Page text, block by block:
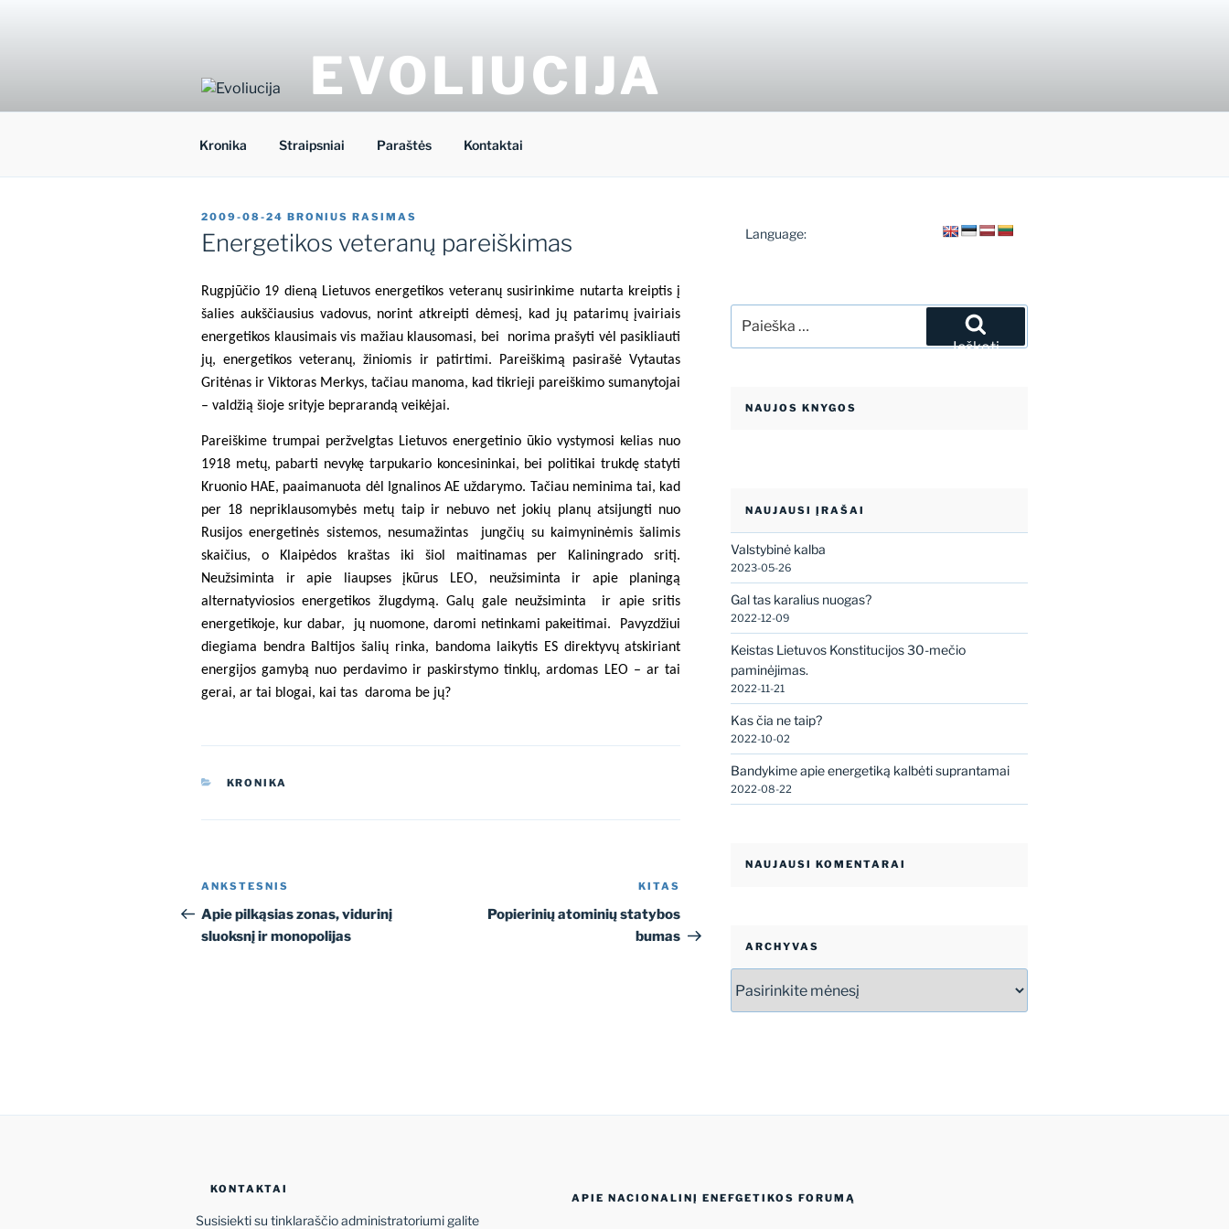
EVOLIUCIJA
Kronika Straipsniai Paraštės Kontaktai
PASKELBTA
2009-08-24 BRONIUS RASIMAS
Energetikos veteranų pareiškimas
Rugpjūčio 19 dieną Lietuvos energetikos veteranų susirinkime nutarta kreiptis į
šalies aukščiausius vadovus, norint atkreipti dėmesį, kad jų patarimų įvairiais
energetikos klausimais vis mažiau klausomasi, bei
norima prašyti vėl pasikliauti
jų, energetikos veteranų, žiniomis ir patirtimi. Pareiškimą pasirašė Vytautas
Gritėnas ir Viktoras Merkys, tačiau manoma, kad tikrieji pareiškimo sumanytojai
– valdžią šioje srityje beprarandą veikėjai.
Pareiškime trumpai peržvelgtas Lietuvos energetinio ūkio vystymosi kelias nuo
1918 metų, pabarti nevykę tarpukario koncesininkai, bei politikai trukdę statyti
Kruonio HAE, paaimanuota dėl Ignalinos AE uždarymo. Tačiau neminima tai, kad
per 18 nepriklausomybės metų taip ir nebuvo net jokių planų atsijungti nuo
Rusijos energetinės sistemos, nesumažintas
jungčių su kaimyninėmis šalimis
skaičius, o Klaipėdos kraštas iki šiol maitinamas per Kaliningrado sritį.
Neužsiminta ir apie liaupses įkūrus LEO, neužsiminta ir apie planingą
alternatyviosios energetikos žlugdymą. Galų gale neužsiminta
ir apie sritis
energetikoje, kur dabar,
jų nuomone, daromi netinkami pakeitimai.
Pavyzdžiui
diegiama bendra Baltijos šalių rinka, bandoma laikytis ES direktyvų atskiriant
energijos gamybą nuo perdavimo ir paskirstymo tinklų, ardomas LEO – ar tai
gerai, ar tai blogai, kai tas daroma be jų?
KATEGORIJOS
KRONIKA
Navigacija
tarp
įrašų
Ankstesnis
įrašas
ANKSTESNIS
Apie pilkąsias zonas, vidurinį
sluoksnį ir monopolijas
įrašas
KITAS
Popierinių atominių statybos
bumas
Language:
Ieškoti
NAUJOS KNYGOS
NAUJAUSI ĮRAŠAI
Valstybinė kalba
2023-05-26
Gal tas karalius nuogas?
2022-12-09
Keistas Lietuvos Konstitucijos 30-mečio
paminėjimas.
2022-11-21
Kas čia ne taip?
2022-10-02
Bandykime apie energetiką kalbėti suprantamai
2022-08-22
NAUJAUSI KOMENTARAI
ARCHYVAS
KONTAKTAI
Susisiekti su tinklaraščio administratoriumi galite
APIE NACIONALINĮ ENEFGETIKOS FORUMĄ